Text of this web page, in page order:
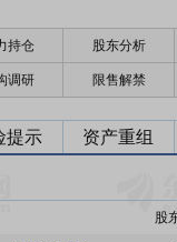
持仓 股东分析
调研 限售解禁
提示 资产重组
股